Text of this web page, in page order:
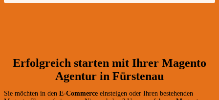
Erfolgreich starten mit Ihrer Magento
Agentur in Fürstenau
Sie möchten in den E-Commerce einsteigen oder Ihren bestehenden